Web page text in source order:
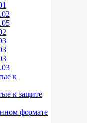
к
к защите
формате